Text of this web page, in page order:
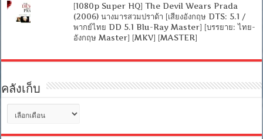
[1080p Super HQ] The Devil Wears Prada
(2006) นางมารสวมปราด้า [เสียงอังกฤษ DTS: 5.1 /
พากย์ไทย DD 5.1 Blu-Ray Master] [บรรยาย: ไทย-
อังกฤษ Master] [MKV] [MASTER]
คลังเก็บ
เก็บ